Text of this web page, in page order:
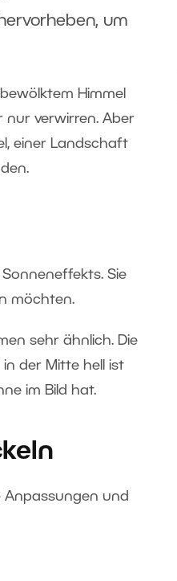
um
Himmel
nur verwirren. Aber
einer Landschaft
Sie
möchten.
sehr ähnlich. Die
der Mitte hell ist
im Bild hat.
Anpassungen und